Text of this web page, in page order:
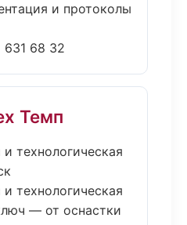
и протоколы
631 68 32
Темп
технологическая
технологическая
— от оснастки